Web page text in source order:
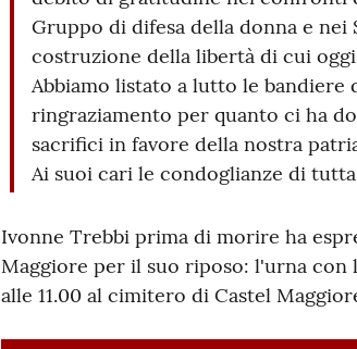
Gruppo di difesa della donna e nei
costruzione della libertà di cui
Abbiamo listato a lutto le
ringraziamento per quanto ci ha
sacrifici in favore della nostra
Ai suoi cari le condoglianze di
Ivonne Trebbi prima di morire ha
Maggiore per il suo riposo: l'urna con
alle 11.00 al cimitero di Castel